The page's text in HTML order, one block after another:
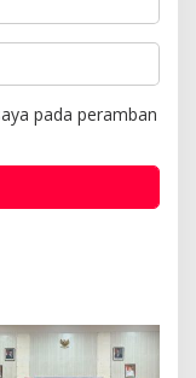
pada peramban